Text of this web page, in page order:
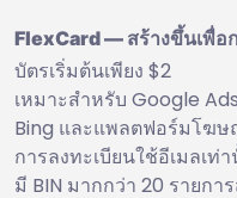
FlexCard — สร้างขึ้นเพื่
บัตรเริ่มต้นเพียง $2
เหมาะสำหรับ Google
Bing และแพลตฟอร์มโฆ
การลงทะเบียนใช้อีเมลเท่
มี BIN มากกว่า 20 รายกา